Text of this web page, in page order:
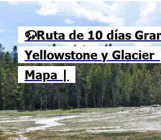
🦬Ruta de 10 días
Yellowstone y
Mapa |